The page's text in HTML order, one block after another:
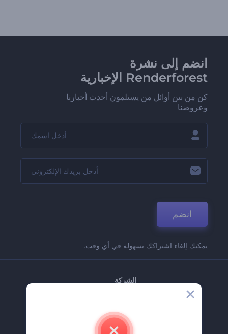
انضم إلى نشرة
Renderforest الإخبارية
كن من بين أوائل من يستلمون أحدث أخبارنا
وعروضنا
انضم
يمكنك إلغاء اشتراكك بسهولة في أي وقت.
الشركة
اتصل بنا
وظائف